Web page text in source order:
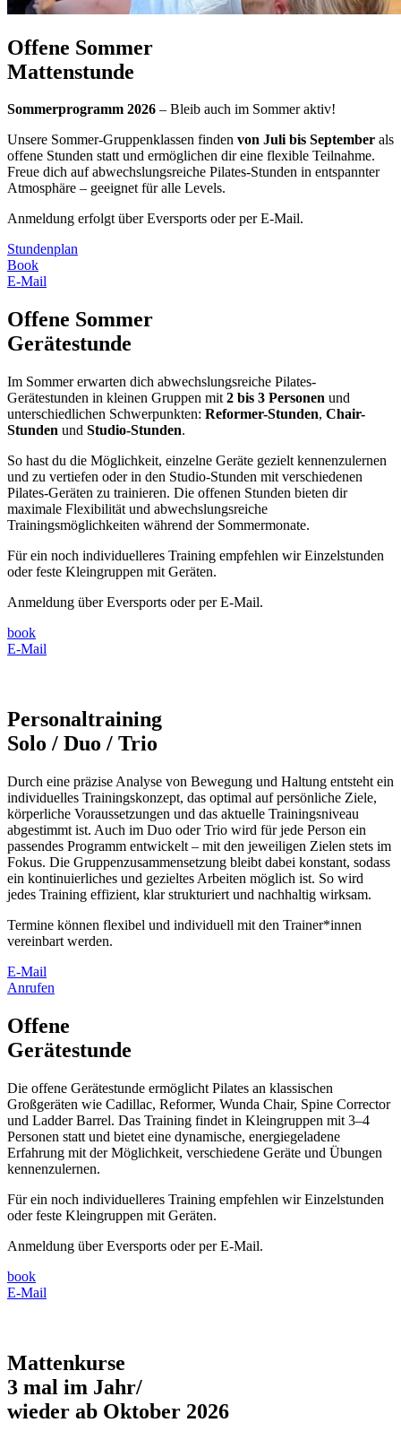
Offene Sommer
Mattenstunde
Sommerprogramm 2026 – Bleib auch im Sommer aktiv!
Unsere Sommer-Gruppenklassen finden von Juli bis September als
offene Stunden statt und ermöglichen dir eine flexible Teilnahme.
Freue dich auf abwechslungsreiche Pilates-Stunden in entspannter
Atmosphäre – geeignet für alle Levels.
Anmeldung erfolgt über Eversports oder per E-Mail.
Stundenplan
Book
E-Mail
Offene Sommer
Gerätestunde
Im Sommer erwarten dich abwechslungsreiche Pilates-
Gerätestunden in kleinen Gruppen mit 2 bis 3 Personen und
unterschiedlichen Schwerpunkten: Reformer-Stunden, Chair-
Stunden und Studio-Stunden.
So hast du die Möglichkeit, einzelne Geräte gezielt kennenzulernen
und zu vertiefen oder in den Studio-Stunden mit verschiedenen
Pilates-Geräten zu trainieren. Die offenen Stunden bieten dir
maximale Flexibilität und abwechslungsreiche
Trainingsmöglichkeiten während der Sommermonate.
Für ein noch individuelleres Training empfehlen wir Einzelstunden
oder feste Kleingruppen mit Geräten.
Anmeldung über Eversports oder per E-Mail.
book
E-Mail
Personaltraining
Solo / Duo / Trio
Durch eine präzise Analyse von Bewegung und Haltung entsteht ein
individuelles Trainingskonzept, das optimal auf persönliche Ziele,
körperliche Voraussetzungen und das aktuelle Trainingsniveau
abgestimmt ist. Auch im Duo oder Trio wird für jede Person ein
passendes Programm entwickelt – mit den jeweiligen Zielen stets im
Fokus. Die Gruppenzusammensetzung bleibt dabei konstant, sodass
ein kontinuierliches und gezieltes Arbeiten möglich ist. So wird
jedes Training effizient, klar strukturiert und nachhaltig wirksam.
Termine können flexibel und individuell mit den Trainer*innen
vereinbart werden.
E-Mail
Anrufen
Offene
Gerätestunde
Die offene Gerätestunde ermöglicht Pilates an klassischen
Großgeräten wie Cadillac, Reformer, Wunda Chair, Spine Corrector
und Ladder Barrel. Das Training findet in Kleingruppen mit 3–4
Personen statt und bietet eine dynamische, energiegeladene
Erfahrung mit der Möglichkeit, verschiedene Geräte und Übungen
kennenzulernen.
Für ein noch individuelleres Training empfehlen wir Einzelstunden
oder feste Kleingruppen mit Geräten.
Anmeldung über Eversports oder per E-Mail.
book
E-Mail
Mattenkurse
3 mal im Jahr/
wieder ab Oktober 2026